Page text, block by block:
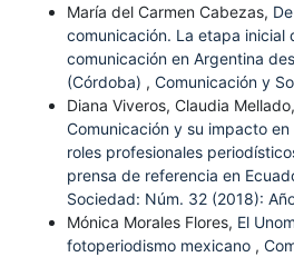
María del Carmen Cabezas,
comunicación. La etapa inicial
comunicación en Argentina
(Córdoba) , Comunicación y
Diana Viveros, Claudia Mellado,
Comunicación y su impacto
roles profesionales
prensa de referencia en
Sociedad: Núm. 32 (2018):
Mónica Morales Flores, El
fotoperiodismo mexicano ,